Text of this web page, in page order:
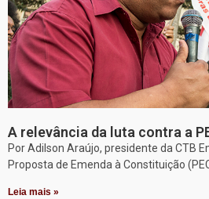
A relevância da luta contra a
Por Adilson Araújo, presidente da CTB
Proposta de Emenda à Constituição
Leia mais »